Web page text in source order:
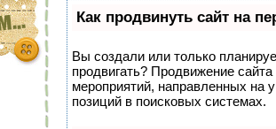
Как продвинуть сайт на
Вы создали или только
продвигать? Продвижение
мероприятий, направленных на
позиций в поисковых системах.